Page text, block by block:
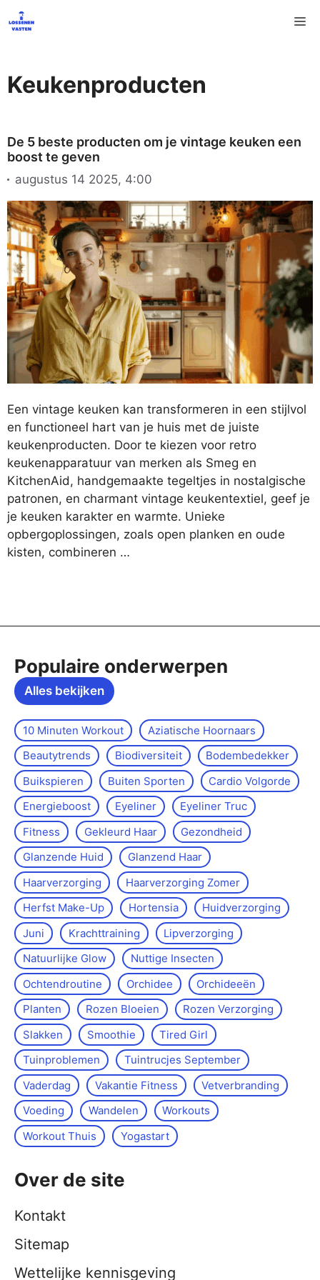
naar
Keukenproducten
De 5 beste producten om je vintage keuken een
boost te geven
augustus 14 2025, 4:00
Een vintage keuken kan transformeren in een stijlvol
en functioneel hart van je huis met de juiste
keukenproducten. Door te kiezen voor retro
keukenapparatuur van merken als Smeg en
KitchenAid, handgemaakte tegeltjes in nostalgische
patronen, en charmant vintage keukentextiel, geef je
je keuken karakter en warmte. Unieke
opbergoplossingen, zoals open planken en oude
kisten, combineren …
Populaire onderwerpen
Alles bekijken
10 Minuten Workout
Aziatische Hoornaars
Beautytrends
Biodiversiteit
Bodembedekker
Buikspieren
Buiten Sporten
Cardio Volgorde
Energieboost
Eyeliner
Eyeliner Truc
Fitness
Gekleurd Haar
Gezondheid
Glanzende Huid
Glanzend Haar
Haarverzorging
Haarverzorging Zomer
Herfst Make-Up
Hortensia
Huidverzorging
Juni
Krachttraining
Lipverzorging
Natuurlijke Glow
Nuttige Insecten
Ochtendroutine
Orchidee
Orchideeën
Planten
Rozen Bloeien
Rozen Verzorging
Slakken
Smoothie
Tired Girl
Tuinproblemen
Tuintrucjes September
Vaderdag
Vakantie Fitness
Vetverbranding
Voeding
Wandelen
Workouts
Workout Thuis
Yoga­start
Over de site
Kontakt
Sitemap
Wettelijke kennisgeving